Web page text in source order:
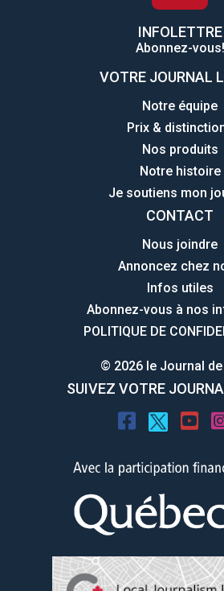
INFOLETTRE
Abonnez-vous!
VOTRE JOURNAL
Notre équipe
Prix &
Nos produits
Notre histoire
Je soutiens mon
CONTACT
Nous joindre
Annoncez chez
Infos utiles
Abonnez-vous à nos
POLITIQUE DE
© 2026 le Journal
SUIVEZ VOTRE